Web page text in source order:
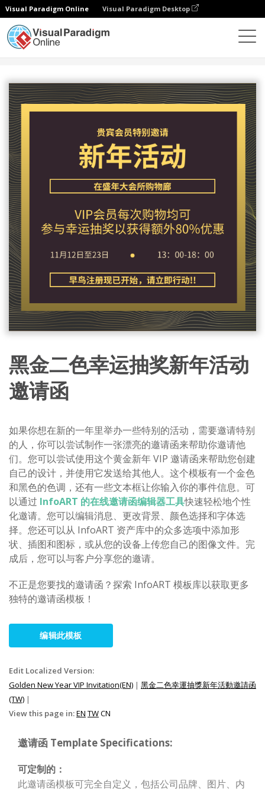
Visual Paradigm Online Visual Paradigm Desktop
黑金二色幸运抽奖新年活动
邀请函
如果你想在新的一年里举办一些特别的活动，需要邀请特别
的人，你可以尝试制作一张漂亮的邀请函来帮助你邀请他
们。您可以尝试使用这个黄金新年 VIP 邀请函来帮助您创建
自己的设计，并使用它发送给其他人。这个模板有一个金色
和黑色的色调，还有一些文本框让你输入你的事件信息。可
以通过 InfoART 的在线邀请函编辑器工具快速轻松地个性
化邀请。您可以编辑消息、更改背景、颜色选择和字体选
择。您还可以从 InfoART 资产库中的众多选项中添加形
状、插图和图标，或从您的设备上传您自己的图像文件。完
成后，您可以与客户分享您的邀请。
不正是您要找的邀请函？探索 InfoART 模板库以获取更多
独特的邀请函模板！
编辑此模板
Edit Localized Version:
Golden New Year VIP Invitation(EN) | 黑金二色幸運抽獎新年活動邀請函
(TW) |
View this page in:EN TWCN
邀请函 Template Specifications:
可定制的：
此邀请函模板可完全自定义，包括公司品牌、图片、内